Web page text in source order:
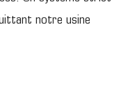
notre usine